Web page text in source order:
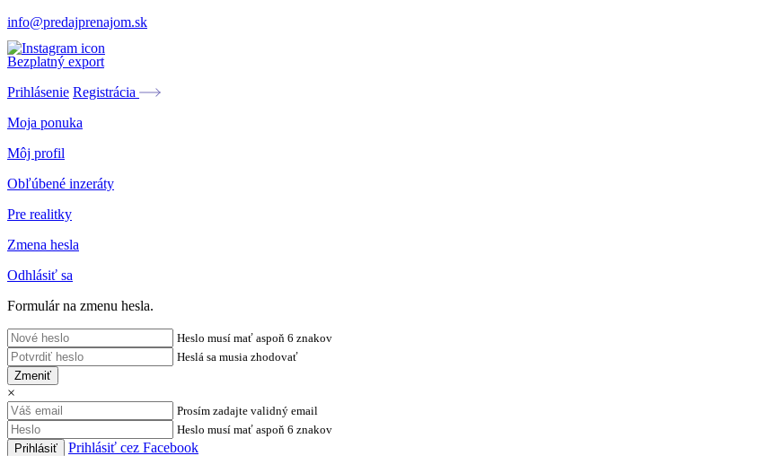
info@predajprenajom.sk
Bezplatný export
Prihlásenie Registrácia
Moja ponuka
Môj profil
Obľúbené inzeráty
Pre realitky
Zmena hesla
Odhlásiť sa
Formulár na zmenu hesla.
Heslo musí mať aspoň 6 znakov
Heslá sa musia zhodovať
Zmeniť
×
Prosím zadajte validný email
Heslo musí mať aspoň 6 znakov
Prihlásiť cez Facebook